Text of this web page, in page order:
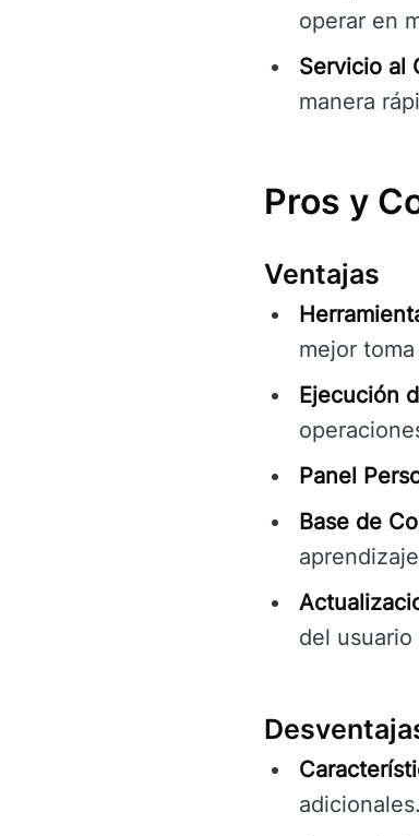
operar en
Servicio al
manera
Pros y
Ventajas
mejor
Ejecución
Panel
Base de
del
adicionales.